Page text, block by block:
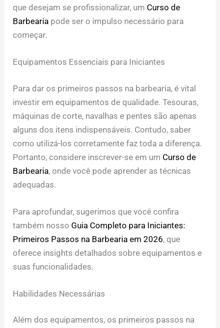
que desejam se profissionalizar, um Curso de
Barbearia pode ser o impulso necessário para
começar.
Equipamentos Essenciais para Iniciantes
Para dar os primeiros passos na barbearia, é vital
investir em equipamentos de qualidade. Tesouras,
máquinas de corte, navalhas e pentes são apenas
alguns dos itens indispensáveis. Contudo, saber
como utilizá-los corretamente faz toda a diferença.
Portanto, considere inscrever-se em um Curso de
Barbearia, onde você pode aprender as técnicas
adequadas.
Para aprofundar, sugerimos que você confira
também nosso Guia Completo para Iniciantes:
Primeiros Passos na Barbearia em 2026, que
oferece insights detalhados sobre equipamentos e
suas funcionalidades.
Habilidades Necessárias
Além dos equipamentos, os primeiros passos na